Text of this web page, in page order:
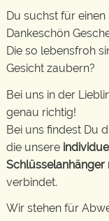
Du suchst für
Dankeschön
Die so lebensfroh
Gesicht zaubern?
Bei uns in der
genau richtig!
Bei uns findest Du
die unsere
verbindet.
Wir stehen für